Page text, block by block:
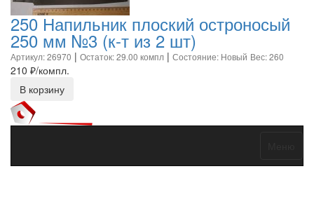
250 Напильник плоский остроносый
250 мм №3 (к-т из 2 шт)
Артикул: 26970 | Остаток: 29.00 компл | Состояние: Новый Вес: 260
210 ₽/компл.
В корзину